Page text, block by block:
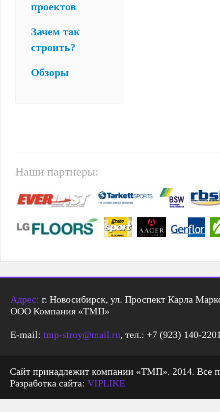
проектов
Зачем так
строить?
Обзоры
Наши партнеры:
Адрес: г. Новосибирск, ул. Проспект Карла
ООО Компания «ТМП»
E-mail: tmp-stroy@mail.ru, тел.: +7 (923) 140-
Сайт принадлежит компании «ТМП». 2014. Все
Разработка сайта: VIPLIKE